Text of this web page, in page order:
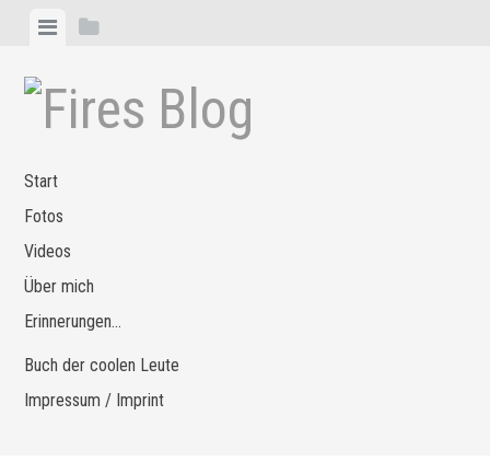
Zum
springen
MenüSeitenleiste
Start
Fotos
Videos
Über mich
Erinnerungen…
Buch der coolen Leute
Impressum / Imprint